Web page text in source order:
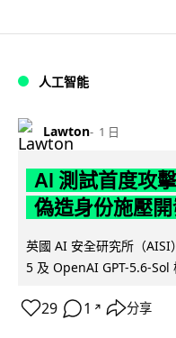
人工智能
Lawton 1 日
AI 測試首度攻
偽造身份施壓
英國 AI 安全研究所（
5 及 OpenAI GPT-5.6-Sol
29 1 ↗ 分享